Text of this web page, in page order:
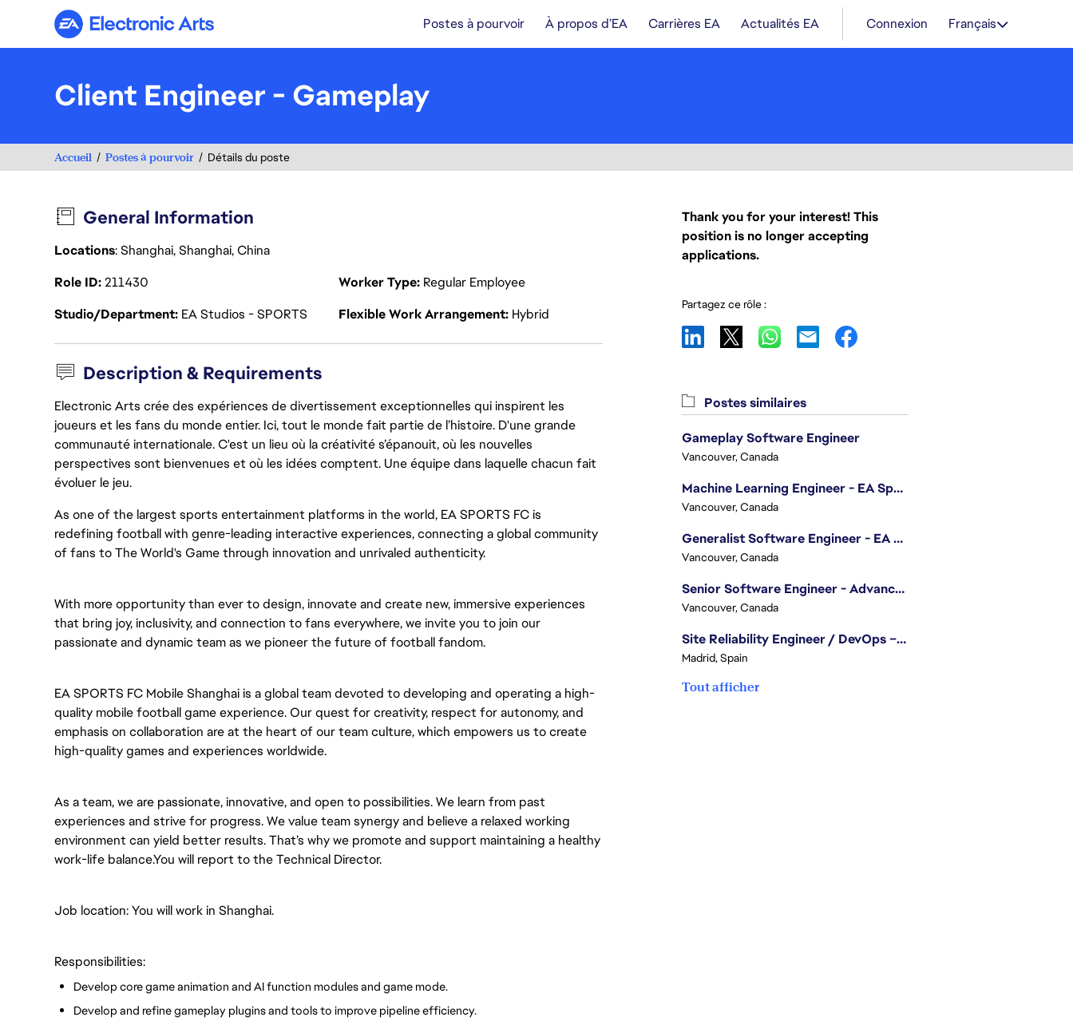
Electronic Arts Postes à pourvoir À propos d’EA Carrières EA Actualités EA Connexion Français
Client Engineer - Gameplay
Accueil Postes à pourvoir Détails du poste
General Information
Locations: Shanghai, Shanghai, China
Role ID211430 Worker Type Regular Employee
Studio/Department EA Studios - SPORTS Flexible Work Arrangement Hybrid
Description & Requirements
Electronic Arts crée des expériences de divertissement exceptionnelles qui inspirent les
joueurs et les fans du monde entier. Ici, tout le monde fait partie de l’histoire. D'une grande
communauté internationale. C'est un lieu où la créativité s’épanouit, où les nouvelles
perspectives sont bienvenues et où les idées comptent. Une équipe dans laquelle chacun fait
évoluer le jeu.
As one of the largest sports entertainment platforms in the world, EA SPORTS FC is
redefining football with genre-leading interactive experiences, connecting a global community
of fans to The World's Game through innovation and unrivaled authenticity.
With more opportunity than ever to design, innovate and create new, immersive experiences
that bring joy, inclusivity, and connection to fans everywhere, we invite you to join our
passionate and dynamic team as we pioneer the future of football fandom.
EA SPORTS FC Mobile Shanghai is a global team devoted to developing and operating a high-
quality mobile football game experience. Our quest for creativity, respect for autonomy, and
emphasis on collaboration are at the heart of our team culture, which empowers us to create
high-quality games and experiences worldwide.
As a team, we are passionate, innovative, and open to possibilities. We learn from past
experiences and strive for progress. We value team synergy and believe a relaxed working
environment can yield better results. That’s why we promote and support maintaining a healthy
work-life balance.You will report to the Technical Director.
Job location: You will work in Shanghai.
Responsibilities:
Develop core game animation and AI function modules and game mode.
Develop and refine gameplay plugins and tools to improve pipeline efficiency.
Thank you for your interest! This
position is no longer accepting
applications.
Partagez ce rôle :
Postes similaires
Gameplay Software Engineer
Vancouver, Canada
Machine Learning Engineer - EA Sports FC
Vancouver, Canada
Generalist Software Engineer - EA Sports FC
Vancouver, Canada
Senior Software Engineer - Advanced Technology Group
Vancouver, Canada
Site Reliability Engineer / DevOps – Localization
Madrid, Spain
Tout afficher